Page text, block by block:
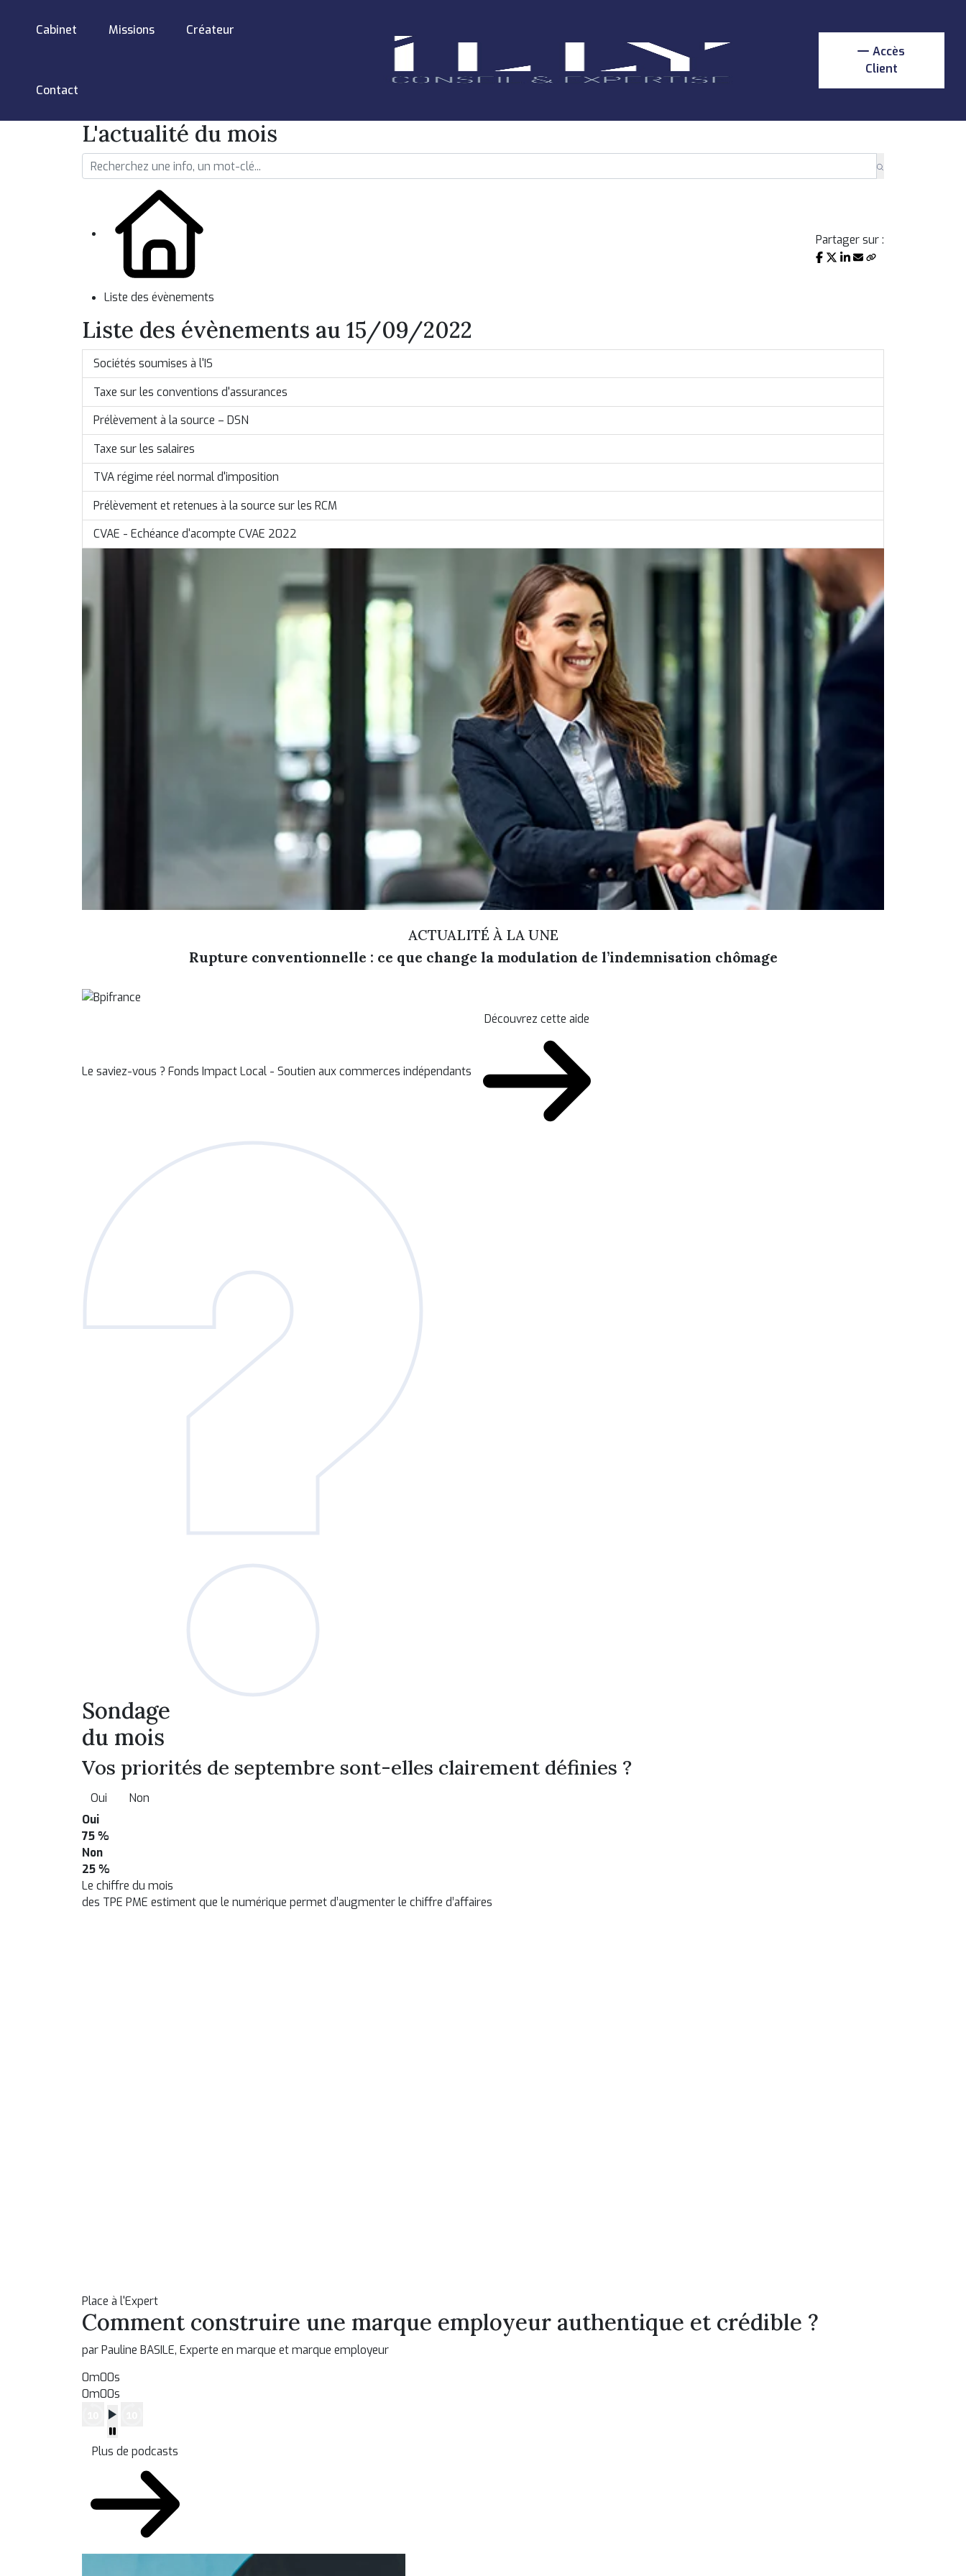
Cabinet Missions Créateur
Contact
Accès
Client
L'actualité du mois
Liste des évènements
Partager sur :
Liste des évènements au 15/09/2022
Sociétés soumises à l'IS
Taxe sur les conventions d'assurances
Prélèvement à la source – DSN
Taxe sur les salaires
TVA régime réel normal d'imposition
Prélèvement et retenues à la source sur les RCM
CVAE - Echéance d'acompte CVAE 2022
ACTUALITÉ À LA UNE
Rupture conventionnelle : ce que change la modulation de l’indemnisation chômage
Le saviez-vous ? Fonds Impact Local - Soutien aux commerces indépendants
Découvrez cette aide
Sondage
du mois
Vos priorités de septembre sont-elles clairement définies ?
Oui
Non
Oui
75 %
Non
25 %
Le chiffre du mois
des TPE PME estiment que le numérique permet d’augmenter le chiffre d’affaires
Place à l'Expert
Comment construire une marque employeur authentique et crédible ?
par Pauline BASILE, Experte en marque et marque employeur
0m00s
0m00s
Plus de podcasts